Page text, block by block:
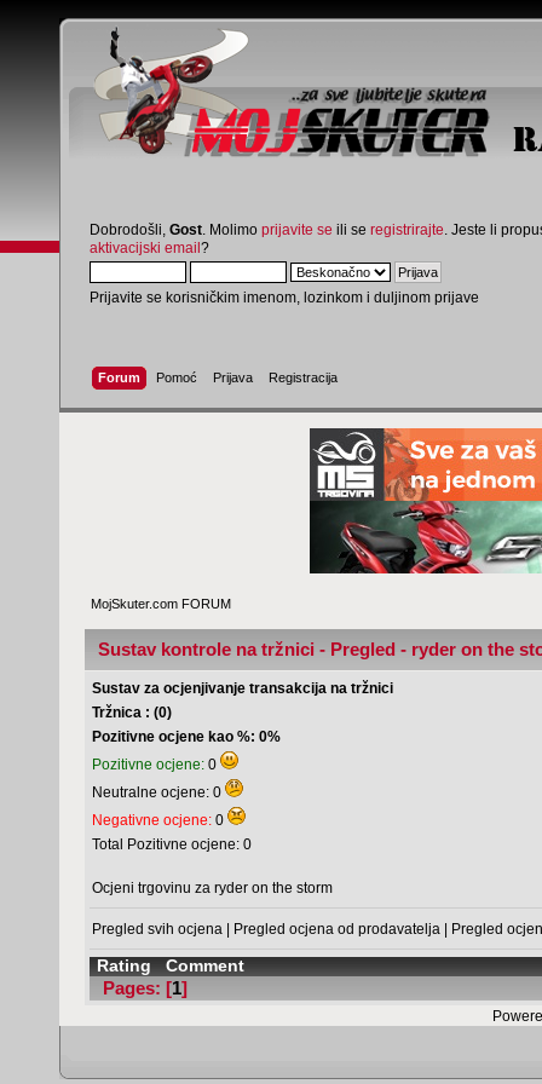
Dobrodošli, Gost . Molimo prijavite se ili se registrirajte . Jeste li
aktivacijski email?
Prijavite se korisničkim imenom, lozinkom i duljinom prijave
Forum Pomoć Prijava Registracija
MojSkuter.com FORUM
Sustav kontrole na tržnici - Pregled - ryder on the
Sustav za ocjenjivanje transakcija na tržnici
Tržnica : (0)
Pozitivne ocjene kao %: 0%
Pozitivne ocjene: 0
Neutralne ocjene: 0
Negativne ocjene: 0
Total Pozitivne ocjene: 0
Ocjeni trgovinu za ryder on the storm
Pregled svih ocjena | Pregled ocjena od prodavatelja | Pregled
Rating Comment
Pages: [1]